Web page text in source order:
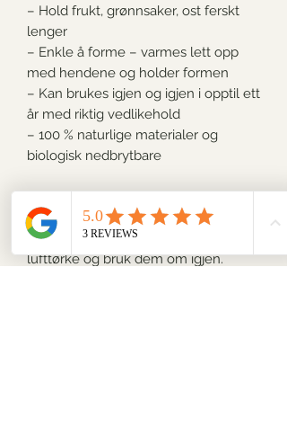
– Hold frukt, grønnsaker, ost ferskt
lenger
– Enkle å forme – varmes lett opp
med hendene og holder formen
– Kan brukes igjen og igjen i opptil ett
år med riktig vedlikehold
– 100 % naturlige materialer og
biologisk nedbrytbare
Skyll arkene i kaldt vann og
ev. oppvaskmiddel etter bruk, la dem
lufttørke og bruk dem om igjen.